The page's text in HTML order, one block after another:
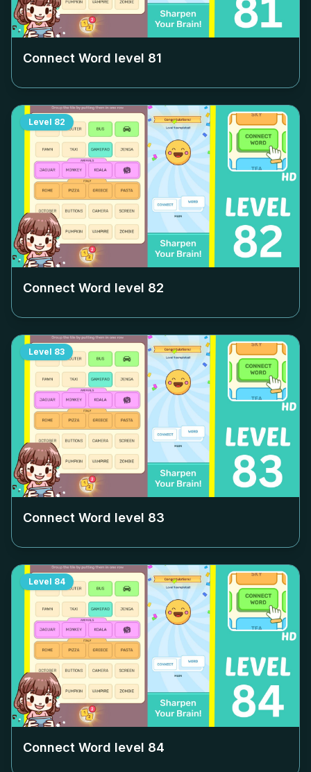
Connect Word level 81
Level 82
Connect Word level 82
Level 83
Connect Word level 83
Level 84
Connect Word level 84